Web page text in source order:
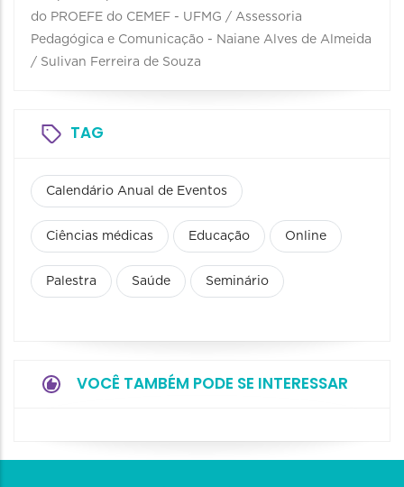
do PROEFE do CEMEF - UFMG / Assessoria
Pedagógica e Comunicação - Naiane Alves de Almeida
/ Sulivan Ferreira de Souza
TAG
Calendário Anual de Eventos
Ciências médicas Educação Online
Palestra Saúde Seminário
VOCÊ TAMBÉM PODE SE INTERESSAR